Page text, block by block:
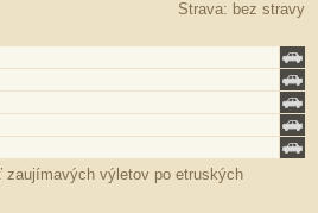
Strava: bez stravy
zaujímavých výletov po etruských